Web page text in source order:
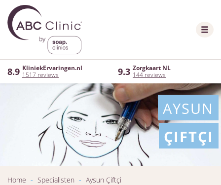
8.9 KliniekErvaringen.nl
1517 reviews
9.3 Zorgkaart NL
144 reviews
AYSUN
ÇIFTÇI
Home - Specialisten - Aysun Çiftçi